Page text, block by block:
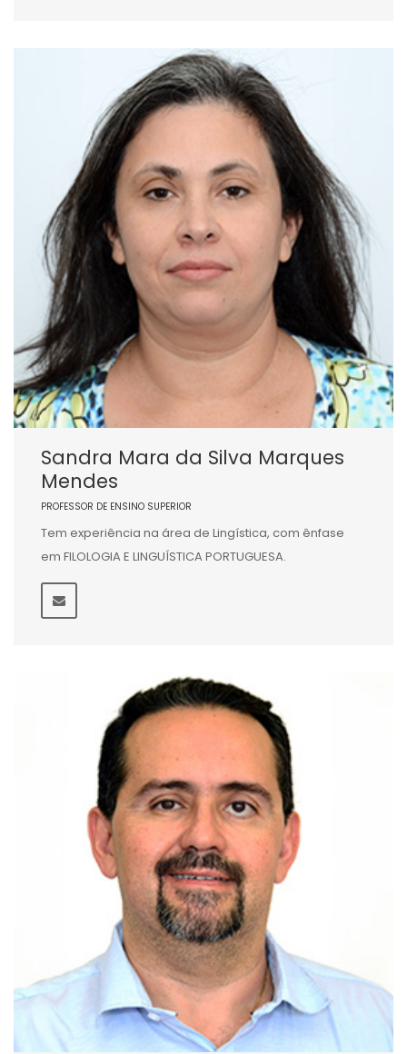
Sandra Mara da Silva Marques
Mendes
PROFESSOR DE ENSINO SUPERIOR
Tem experiência na área de Lingística, com ênfase
em FILOLOGIA E LINGUÍSTICA PORTUGUESA.